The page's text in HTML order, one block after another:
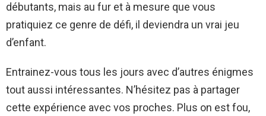
débutants, mais au fur et à mesure que vous
pratiquiez ce genre de défi, il deviendra un vrai jeu
d’enfant.
Entrainez-vous tous les jours avec d’autres énigmes
tout aussi intéressantes. N’hésitez pas à partager
cette expérience avec vos proches. Plus on est fou,